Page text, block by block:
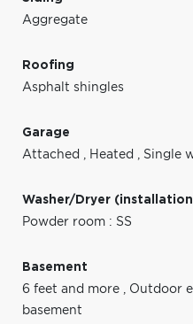
Aggregate
Roofing
Asphalt shingles
Garage
Attached , Heated , Single
Washer/Dryer
Powder room : SS
Basement
6 feet and more , Outdoor
basement